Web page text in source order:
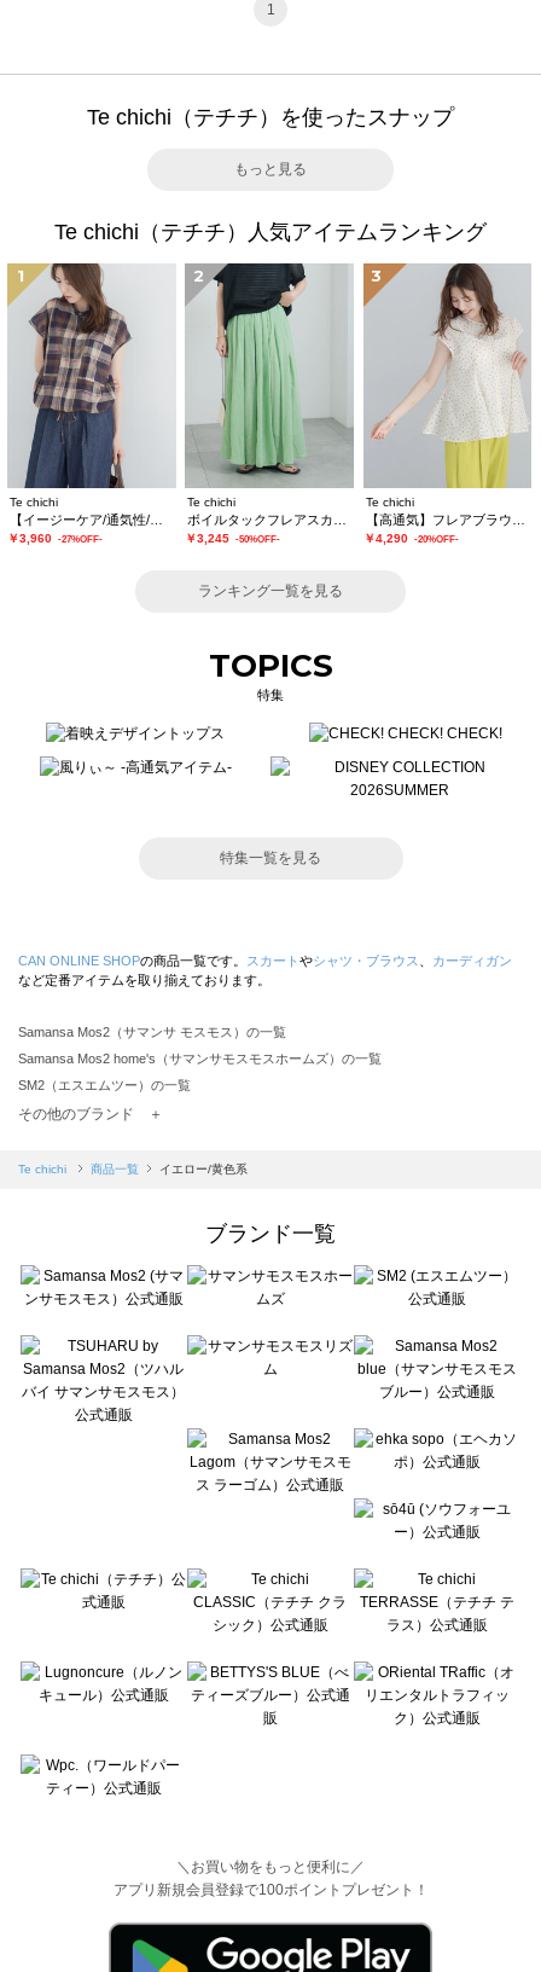
1
Te chichi（テチチ）を使ったスナップ
もっと見る
Te chichi（テチチ）人気アイテムランキング
1
Te chichi
￥3,960 -27%OFF-
2
Te chichi
￥3,245 -50%OFF-
3
Te chichi
￥4,290 -20%OFF-
ランキング一覧を見る
TOPICS
特集
特集一覧を見る
CAN ONLINE SHOPの商品一覧です。 スカート やシャツ・ブラウス
カーディガン
など定番アイテムを取り揃えております。
Samansa Mos2（サマンサ モスモス）の一覧
Samansa Mos2 home's（サマンサモスモスホームズ）の一覧
SM2（エスエムツー）の一覧
TSUHARU by Samansa Mos2（ツハルバイサマンサモスモス）の一覧
Samansa Mos2 blue（サマンサモスモス ブルー）の一覧
Te chichi（テチチ）の一覧
Te chichi CLASSIC（テチチ クラシック）の一覧
Lugnoncure（ルノンキュール）の一覧
BETTY'S BLUE（べティーズブルー）の一覧
Wpc.（ワールドパーティー）の一覧
その他のブランド ＋
Te chichi 商品一覧 イエロー/黄色系
ブランド一覧
＼お買い物をもっと便利に／
アプリ新規会員登録で100ポイントプレゼント！